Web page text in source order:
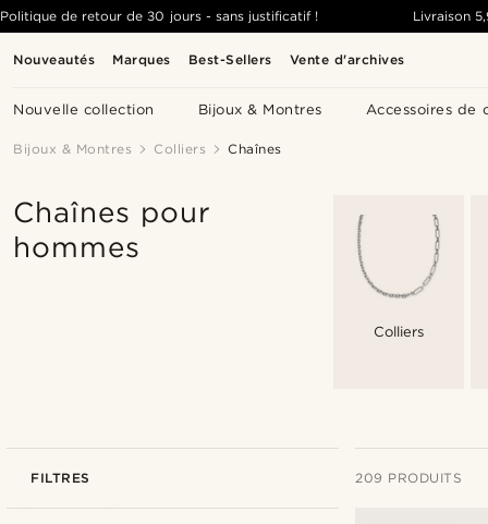
Nouveautés Marques Best-Sellers Vente d'archives
Nouvelle collection Bijoux & Montres Accessoires de
Politique de retour de 30 jours - sans justificatif ! Livraison
Bijoux & Montres Colliers Chaînes
Chaînes pour
hommes
Colliers
FILTRES 209 PRODUITS